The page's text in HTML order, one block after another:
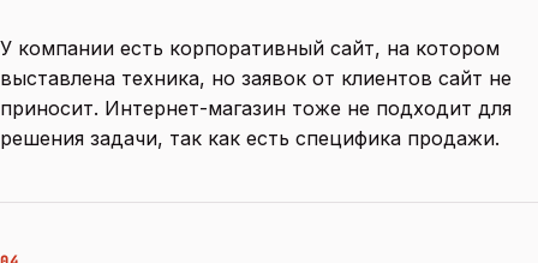
У компании есть корпоративный сайт, на котором
выставлена техника, но заявок от клиентов сайт не
приносит. Интернет-магазин тоже не подходит для
решения задачи, так как есть специфика продажи.